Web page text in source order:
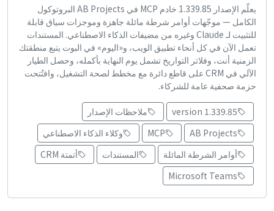
يعلّم الإصدار 1.339.85 خادم MCP في AB Projects البروتوكول
الكامل — موجّهات أوامر شرطة مائلة جاهزة وموجزات سياق قابلة
للتثبيت لـ Claude وغيره من مضيفات الذكاء الاصطناعي. المستندات
تعمل الآن في كل أنحاء تطبيق الويب، و«اليوم» في البوت يتبع منطقتك
الزمنية أنت، وفلاتر التواريخ تشمل يوم النهاية بأكمله، وحصل الطيار
الآلي في CRM على قاطع دائرة مع مخطط لصحة التشغيل، وافتُتحت
حزمة صحفية عامة للشركاء.
version 1.339.85
ملاحظات الإصدار
AB Projects
MCP
وكلاء الذكاء الاصطناعي
أوامر الشرطة المائلة
المستندات
أتمتة CRM
Microsoft Teams